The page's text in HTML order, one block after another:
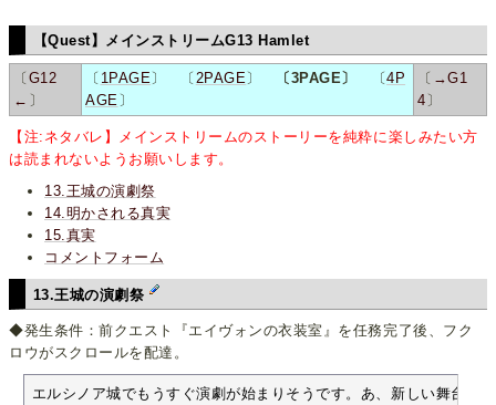
【Quest】メインストリームG13 Hamlet
〔G12
← 〕
〔 1PAGE〕 〔 2PAGE〕 〔3PAGE〕 〔4P
AGE 〕
〔 →G1
4〕
【注:ネタバレ】メインストリームのストーリーを純粋に楽しみたい方
は読まれないようお願いします。
13.王城の演劇祭
14.明かされる真実
15.真実
コメントフォーム
13.王城の演劇祭
◆発生条件：前クエスト『エイヴォンの衣装室』を任務完了後、フク
ロウがスクロールを配達。
エルシノア城でもうすぐ演劇が始まりそうです。あ、新しい舞台